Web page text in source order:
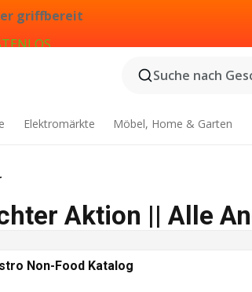
griffbereit
Suche nach
Elektromärkte Möbel, Home & Garten
Aktion || Alle
Non-Food Katalog